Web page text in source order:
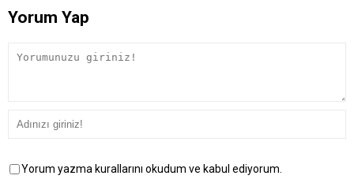
Yorum Yap
Yorum yazma kurallarını okudum ve kabul ediyorum.